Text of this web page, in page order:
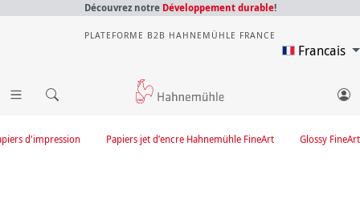
Découvrez notre Développement durable!
PLATEFORME B2B HAHNEMÜHLE FRANCE
Francais
Glossy FineArt
Papiers jet d’encre Hahnemühle FineArt
d'impression